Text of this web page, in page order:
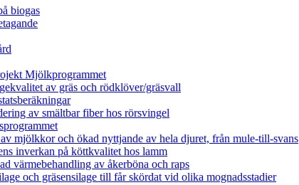
biogas
Mjölkprogrammet
av gräs och rödklöver/gräsvall
av smältbar fiber hos rörsvingel
mjölkkor och ökad nyttjande av hela djuret, från mule-till-svans
inverkan på köttkvalitet hos lamm
värmebehandling av åkerböna och raps
och gräsensilage till får skördat vid olika mognadsstadier